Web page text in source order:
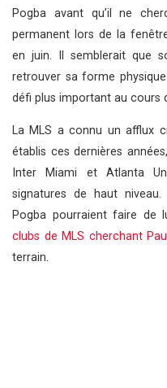
Pogba avant qu’il ne
permanent lors de la
en juin. Il semblerait que
retrouver sa forme
défi plus important au cours
La MLS a connu un afflux
établis ces dernières
Inter Miami et Atlanta
signatures de haut
Pogba pourraient faire de
clubs de MLS cherchant
terrain.